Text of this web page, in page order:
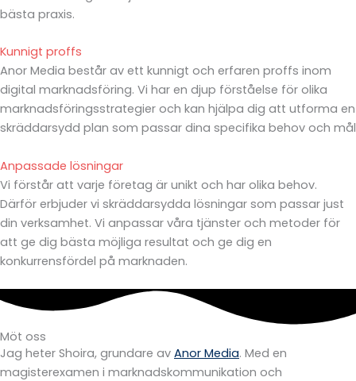
bästa praxis.
Kunnigt proffs
Anor Media består av ett kunnigt och erfaren proffs inom
digital marknadsföring. Vi har en djup förståelse för olika
marknadsföringsstrategier och kan hjälpa dig att utforma en
skräddarsydd plan som passar dina specifika behov och mål
Anpassade lösningar
Vi förstår att varje företag är unikt och har olika behov.
Därför erbjuder vi skräddarsydda lösningar som passar just
din verksamhet. Vi anpassar våra tjänster och metoder för
att ge dig bästa möjliga resultat och ge dig en
konkurrensfördel på marknaden.
Möt oss
Jag heter Shoira, grundare av Anor Media. Med en
magisterexamen i marknadskommunikation och